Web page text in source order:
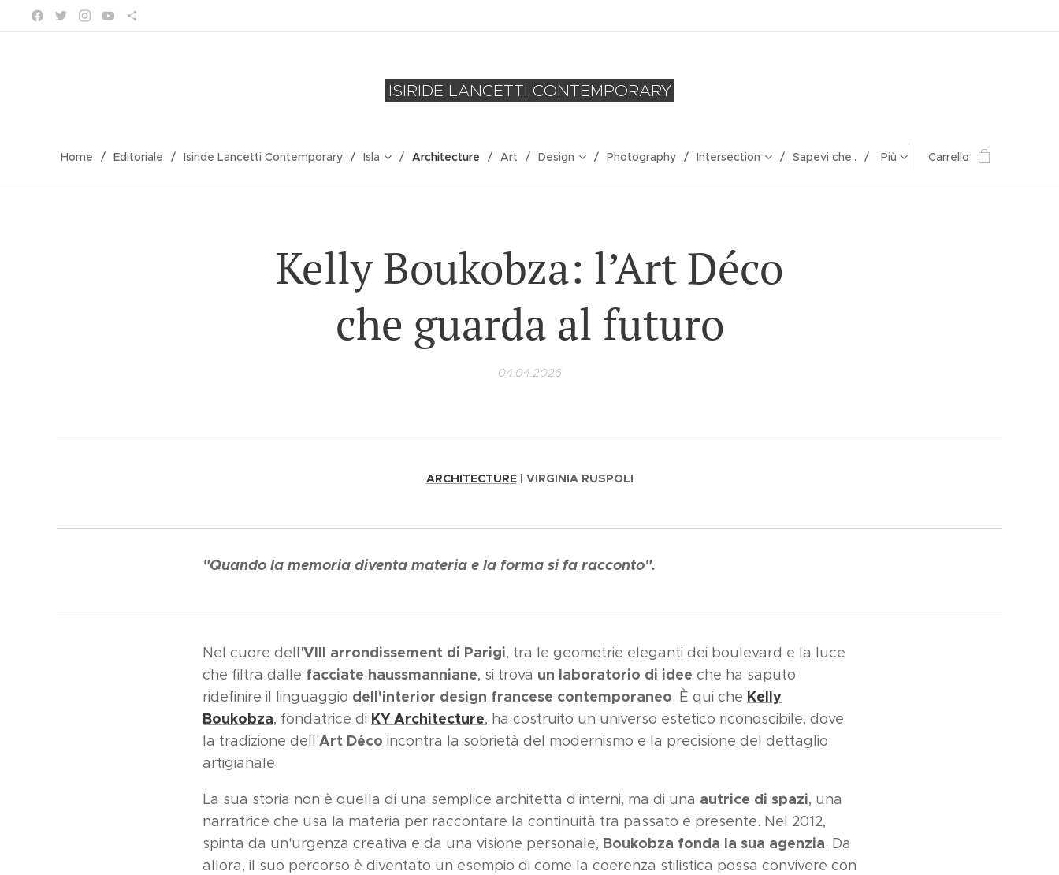
ISIRIDE LANCETTI CONTEMPORARY
Home Editoriale Isiride Lancetti Contemporary Isla Architecture Art Design Photography Intersection Sapevi che.. Più Carrello
Kelly Boukobza: l’Art Déco
che guarda al futuro
04.04.2026
ARCHITECTURE| VIRGINIA RUSPOLI
"Quando la memoria diventa materia e la forma si fa racconto".
Nel cuore dell'VIII arrondissement di Parigi, tra le geometrie eleganti dei boulevard e la luce
che filtra dalle facciate haussmanniane, si trova un laboratorio di idee che ha saputo
ridefinire il linguaggio dell'interior design francese contemporaneo. È qui che Kelly
Boukobza, fondatrice di KY Architecture, ha costruito un universo estetico riconoscibile, dove
la tradizione dell'Art Déco incontra la sobrietà del modernismo e la precisione del dettaglio
artigianale.
La sua storia non è quella di una semplice architetta d'interni, ma di una autrice di spazi, una
narratrice che usa la materia per raccontare la continuità tra passato e presente. Nel 2012,
spinta da un'urgenza creativa e da una visione personale, Boukobza fonda la sua agenzia. Da
allora, il suo percorso è diventato un esempio di come la coerenza stilistica possa convivere con